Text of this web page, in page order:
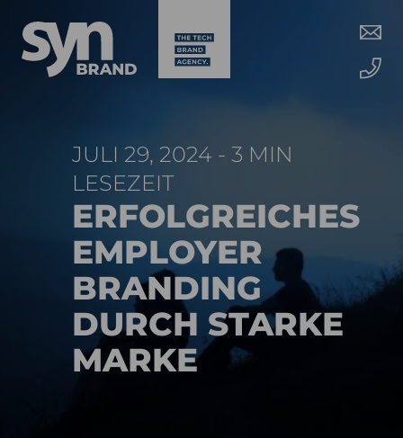
JULI 29, 2024 - 3 MIN
LESEZEIT
ERFOLGREICHES
EMPLOYER
BRANDING
DURCH STARKE
MARKE